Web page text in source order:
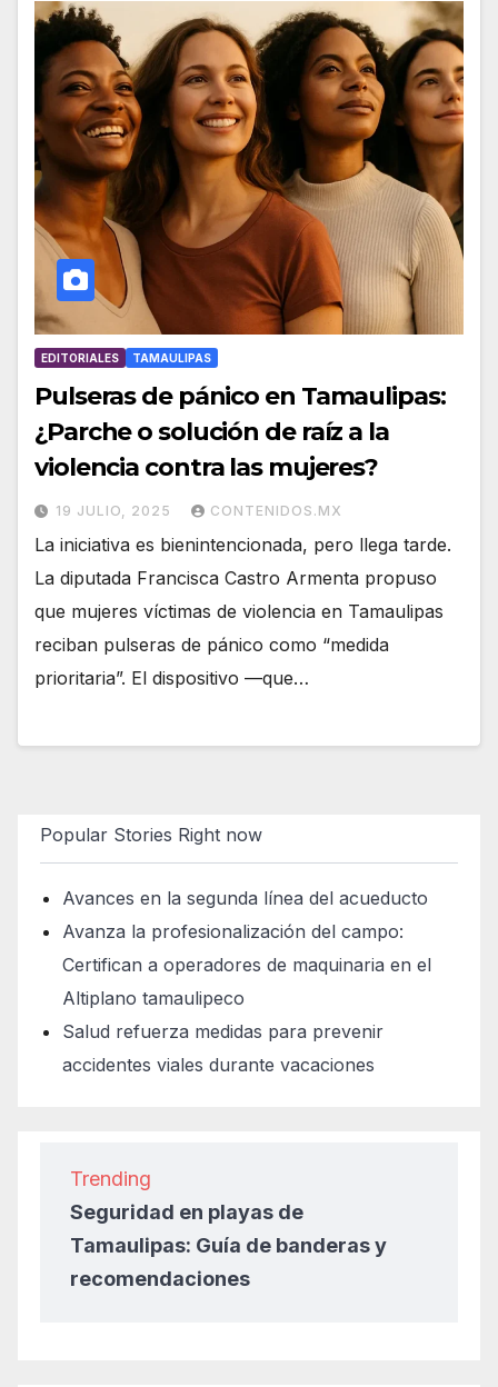
EDITORIALES TAMAULIPAS
Pulseras de pánico en Tamaulipas:
¿Parche o solución de raíz a la
violencia contra las mujeres?
19 JULIO, 2025 CONTENIDOS.MX
La iniciativa es bienintencionada, pero llega tarde.
La diputada Francisca Castro Armenta propuso
que mujeres víctimas de violencia en Tamaulipas
reciban pulseras de pánico como “medida
prioritaria”. El dispositivo —que…
Popular Stories Right now
Avances en la segunda línea del acueducto
Avanza la profesionalización del campo:
Certifican a operadores de maquinaria en el
Altiplano tamaulipeco
Salud refuerza medidas para prevenir
accidentes viales durante vacaciones
Trending
Seguridad en playas de
Tamaulipas: Guía de banderas y
recomendaciones